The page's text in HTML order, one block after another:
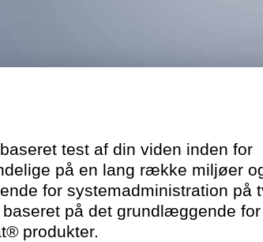
test af din viden inden for
på en lang række miljøer
for systemadministration på
på det grundlæggende for
produkter.